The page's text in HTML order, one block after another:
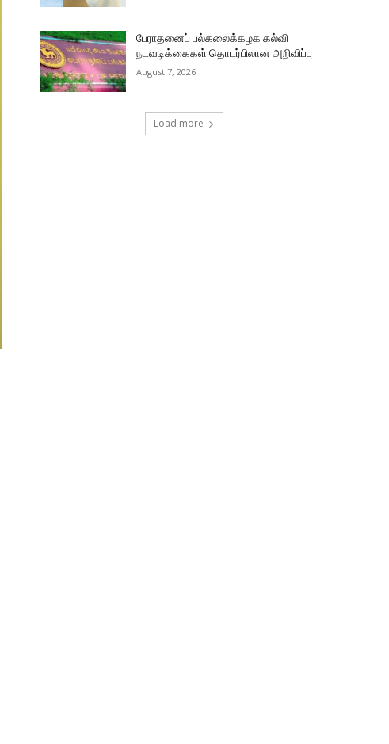
பேராதனைப் பல்கலைக்கழக கல்வி
நடவடிக்கைகள் தொடர்பிலான அறிவிப்பு
August 7, 2026
Load more